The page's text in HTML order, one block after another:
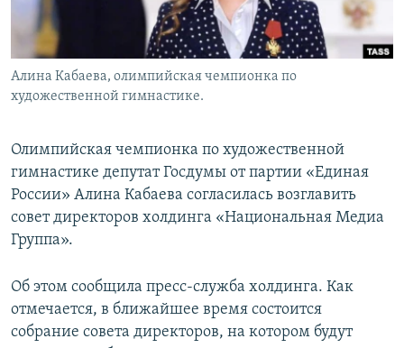
Հայերեն
English
Русский
Все сайты Радио Азатутюн
Алина Кабаева, олимпийская чемпионка по
художественной гимнастике.
Олимпийская чемпионка по художественной
гимнастике депутат Госдумы от партии «Единая
России» Алина Кабаева согласилась возглавить
совет директоров холдинга «Национальная Медиа
Группа».
Об этом сообщила пресс-служба холдинга. Как
отмечается, в ближайшее время состоится
собрание совета директоров, на котором будут